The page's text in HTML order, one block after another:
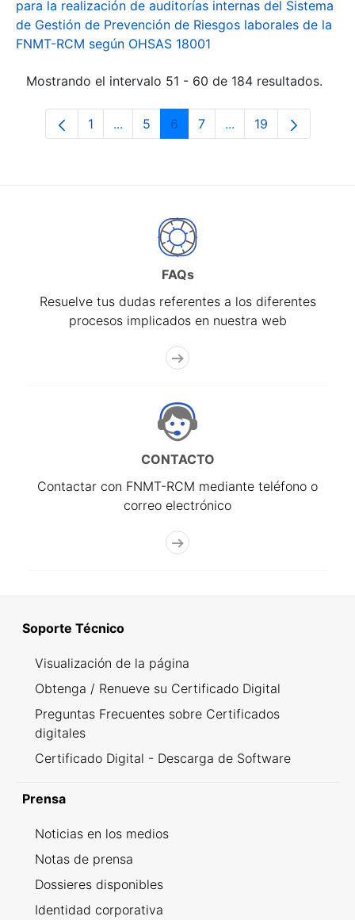
para la realización de auditorías internas del Sistema
de Gestión de Prevención de Riesgos laborales de la
FNMT-RCM según OHSAS 18001
Mostrando el intervalo 51 - 60 de 184 resultados.
Página
1 ...Páginas intermedias Use TAB para
Página
5 Página
6 Página
7 ...Páginas intermedias
Página
19
FAQs
Resuelve tus dudas referentes a los diferentes
procesos implicados en nuestra web
CONTACTO
Contactar con FNMT-RCM mediante teléfono o
correo electrónico
Soporte Técnico
Visualización de la página
Obtenga / Renueve su Certificado Digital
Preguntas Frecuentes sobre Certificados
digitales
Certificado Digital - Descarga de Software
Prensa
Noticias en los medios
Notas de prensa
Dossieres disponibles
Identidad corporativa